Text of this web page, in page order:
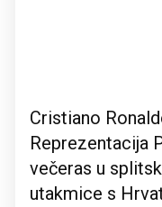
Cristiano
Reprezentacija
večeras u
utakmice s